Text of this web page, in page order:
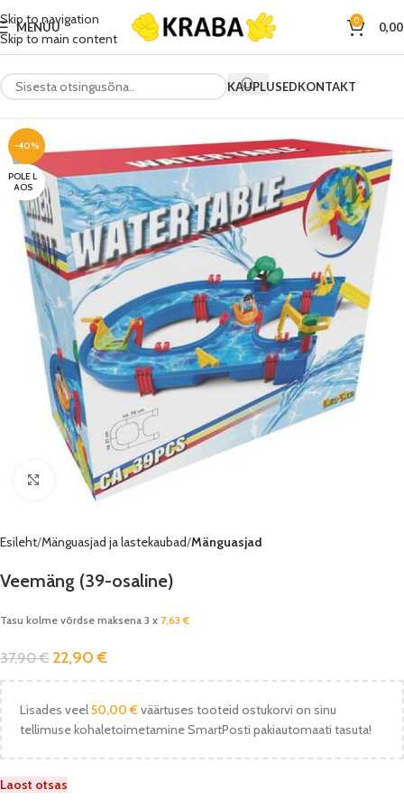
Skip to navigation
Skip to main content
MENÜÜ 0
KAUPLUSEDKONTAKT
-40%
POLE L
AOS
Vaata pilti
Esileht Mänguasjad ja lastekaubad Mänguasjad
Veemäng (39-osaline)
Tasu kolme võrdse maksena 3 x 7,63€
37,90€ 22,90€
Lisades veel50,00 €väärtuses tooteid ostukorvi on sinu
tellimuse kohaletoimetamine SmartPosti pakiautomaati tasuta!
Laost otsas